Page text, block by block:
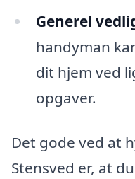
Generel
handyman
dit hjem ved
opgaver.
Det gode ved at
Stensved er, at